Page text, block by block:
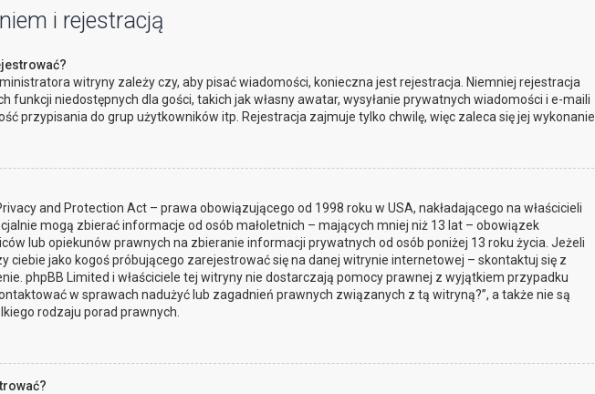
i rejestracją
witryny zależy czy, aby pisać wiadomości, konieczna jest rejestracja. Niemniej rejestracja
funkcji niedostępnych dla gości, takich jak własny awatar, wysyłanie prywatnych wiadomości i e-maili
przypisania do grup użytkowników itp. Rejestracja zajmuje tylko chwilę, więc zaleca się jej wykonanie.
and Protection Act – prawa obowiązującego od 1998 roku w USA, nakładającego na właścicieli
mogą zbierać informacje od osób małoletnich – mających mniej niż 13 lat – obowiązek
lub opiekunów prawnych na zbieranie informacji prywatnych od osób poniżej 13 roku życia. Jeżeli
ciebie jako kogoś próbującego zarejestrować się na danej witrynie internetowej – skontaktuj się z
phpBB Limited i właściciele tej witryny nie dostarczają pomocy prawnej z wyjątkiem przypadku
w sprawach nadużyć lub zagadnień prawnych związanych z tą witryną?”, a także nie są
rodzaju porad prawnych.